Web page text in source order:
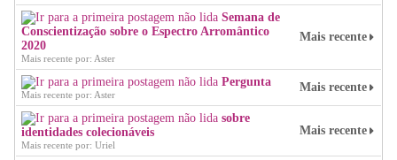
Semana de
Conscientização sobre o Espectro Arromântico
2020
Mais recente por: Aster
Mais recente
Pergunta
Mais recente por: Aster
Mais recente
sobre
identidades colecionáveis
Mais recente por: Uriel
Mais recente